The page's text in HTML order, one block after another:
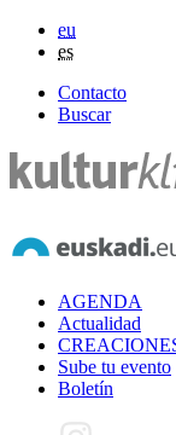
eu
es
Contacto
Buscar
AGENDA
Actualidad
Sube tu evento
Boletín